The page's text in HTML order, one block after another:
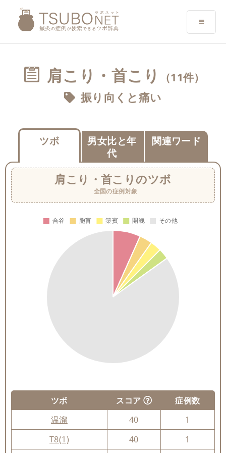
肩こり・首こり
（11件）
振り向くと痛い
ツボ
男女比と年
代
関連ワード
肩こり・首こり のツボ
全国の症例対象
ツボ スコア
症例数
温溜
40
1
T8(1)
40
1